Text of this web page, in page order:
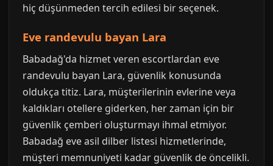
hiç düşünmeden tercih edilesi bir seçenek.
Eve randevulu bayan Lara
Babadağ'da hizmet veren escortlardan eve
randevulu bayan Lara, güvenlik konusunda
oldukça titiz. Lara, müşterilerinin evlerine veya
kaldıkları otellere giderken, her zaman için bir
güvenlik çemberi oluşturmayı ihmal etmiyor.
Babadağ eve asil dilber listesi hizmetlerinde,
müşteri memnuniyeti kadar güvenlik de öncelikli.